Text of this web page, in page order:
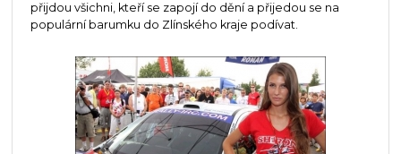
přijdou všichni, kteří se zapojí do dění a přijedou se na
populární barumku do Zlínského kraje podívat.